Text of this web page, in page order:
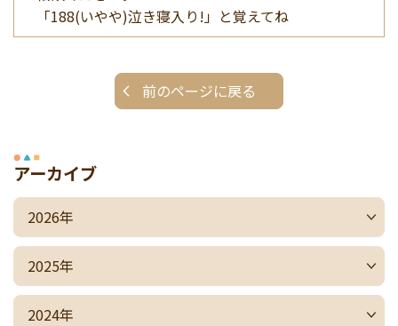
「188(いやや)泣き寝入り!」と覚えてね
前のページに戻る
アーカイブ
2026年
2025年
2024年